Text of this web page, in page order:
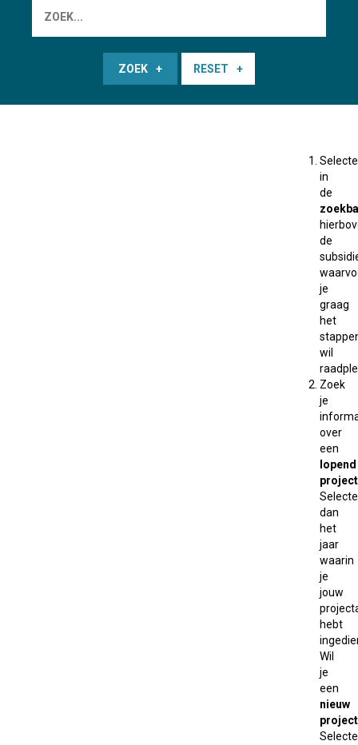
ZOEK RESET
in
de
de
je
graag
het
wil
Zoek
je
over
een
lopend
project
dan
het
jaar
waarin
je
jouw
hebt
Wil
je
een
nieuw
project